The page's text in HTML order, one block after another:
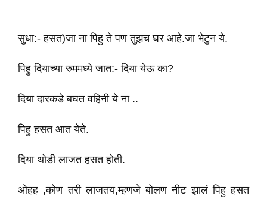
सुधा:- हसत)जा ना पिहु ते पण तुझच घर आहे.जा भेटुन ये.
पिहु दियाच्या रुममध्ये जात:- दिया येऊ का?
दिया दारकडे बघत वहिनी ये ना ..
पिहु हसत‌ आत येते.
दिया थोडी लाजत हसत होती.
ओहह ,कोण तरी लाजतय,म्हणजे बोलण नीट झालं पिहु हसत